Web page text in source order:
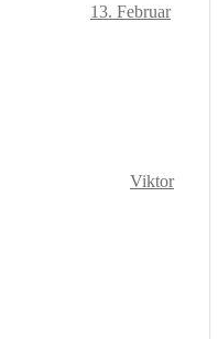
13. Februar
Viktor